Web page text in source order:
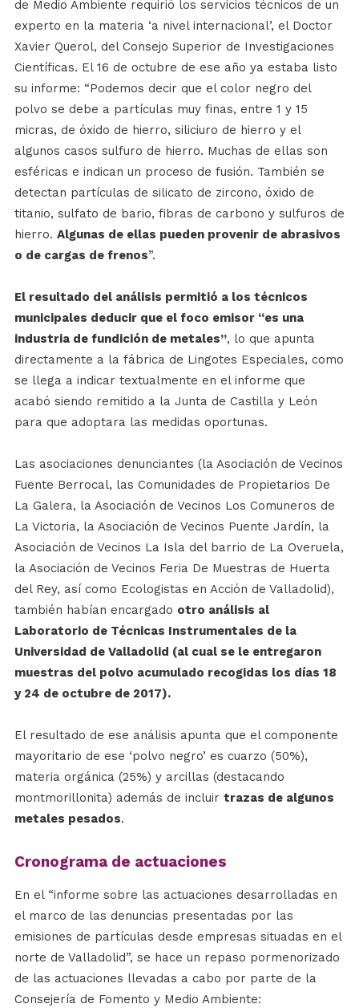
de Medio Ambiente requirió los servicios técnicos de un
experto en la materia ‘a nivel internacional’, el Doctor
Xavier Querol, del Consejo Superior de Investigaciones
Científicas. El 16 de octubre de ese año ya estaba listo
su informe: “Podemos decir que el color negro del
polvo se debe a partículas muy finas, entre 1 y 15
micras, de óxido de hierro, siliciuro de hierro y el
algunos casos sulfuro de hierro. Muchas de ellas son
esféricas e indican un proceso de fusión. También se
detectan partículas de silicato de zircono, óxido de
titanio, sulfato de bario, fibras de carbono y sulfuros de
hierro. Algunas de ellas pueden provenir de abrasivos
o de cargas de frenos”.
El resultado del análisis permitió a los técnicos
municipales deducir que el foco emisor “es una
industria de fundición de metales”, lo que apunta
directamente a la fábrica de Lingotes Especiales, como
se llega a indicar textualmente en el informe que
acabó siendo remitido a la Junta de Castilla y León
para que adoptara las medidas oportunas.
Las asociaciones denunciantes (la Asociación de Vecinos
Fuente Berrocal, las Comunidades de Propietarios De
La Galera, la Asociación de Vecinos Los Comuneros de
La Victoria, la Asociación de Vecinos Puente Jardín, la
Asociación de Vecinos La Isla del barrio de La Overuela,
la Asociación de Vecinos Feria De Muestras de Huerta
del Rey, así como Ecologistas en Acción de Valladolid),
también habían encargado otro análisis al
Laboratorio de Técnicas Instrumentales de la
Universidad de Valladolid (al cual se le entregaron
muestras del polvo acumulado recogidas los días 18
y 24 de octubre de 2017).
El resultado de ese análisis apunta que el componente
mayoritario de ese ‘polvo negro’ es cuarzo (50%),
materia orgánica (25%) y arcillas (destacando
montmorillonita) además de incluir trazas de algunos
metales pesados.
Cronograma de actuaciones
En el “informe sobre las actuaciones desarrolladas en
el marco de las denuncias presentadas por las
emisiones de partículas desde empresas situadas en el
norte de Valladolid”, se hace un repaso pormenorizado
de las actuaciones llevadas a cabo por parte de la
Consejería de Fomento y Medio Ambiente: